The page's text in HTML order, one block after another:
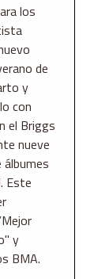
los
de
y
con
el Briggs
nueve
Este
y
BMA.